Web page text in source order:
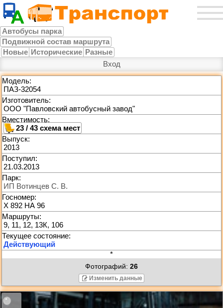
Автобусы парка
Подвижной состав маршрута
Новые Исторические Разные
Вход
Модель:
ПАЗ-32054
Изготовитель:
ООО "Павловский автобусный завод"
Вместимость:
23 / 43
Выпуск:
2013
Поступил:
21.03.2013
Парк:
ИП Вотинцев С. В.
Госномер:
Х 892 НА 96
Маршруты:
9, 11, 12, 13К, 106
*
Фотографий: 26
Изменить данные